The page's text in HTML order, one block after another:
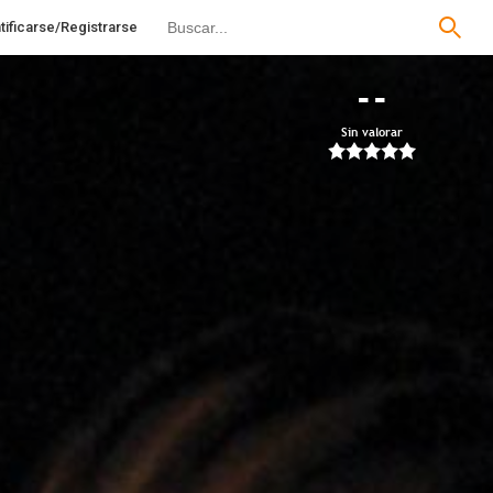
Registrarse
--
Sin valorar